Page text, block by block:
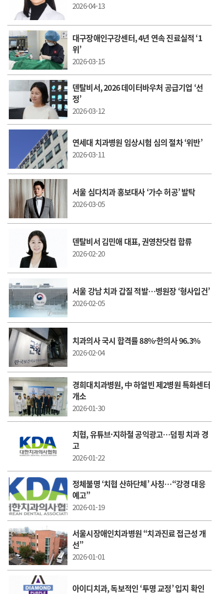
2026-04-13
대구장애인구강센터, 4년 연속 진료실적 ‘1
위’
2026-03-15
덴탈비서, 2026 데이터바우처 공급기업 ‘선
정’
2026-03-12
연세대 치과병원 임상시험 심의 절차 ‘위반’
2026-03-11
서울 심다치과 홍보대사 ‘가수 허공’ 발탁
2026-03-05
덴탈비서 김민애 대표, 권영찬닷컴 합류
2026-02-20
서울 강남 치과 갑질 적발…병원장 ‘형사입건’
2026-02-05
치과의사 국시 합격률 88%·한의사 96.3%
2026-02-04
경희대치과병원, 中 하얼빈 제2병원 특화센터
개소
2026-01-30
치협, 유튜브·지하철 공익광고…덤핑 치과 경
고
2026-01-22
정체불명 ‘치협 산하단체’ 사칭…“강경 대응
예고”
2026-01-19
서울시장애인치과병원 “치과진료 접근성 개
선”
2026-01-01
아이디치과, 독보적인 ‘투명 교정’ 입지 확인